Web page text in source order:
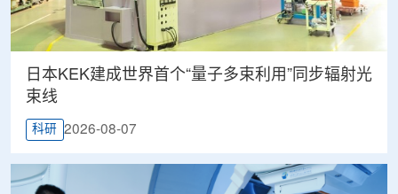
日本KEK建成世界首个“量子多束利用”同步辐射光
束线
科研 2026-08-07